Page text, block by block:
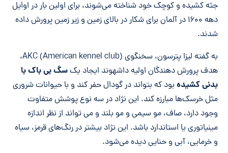
جثه کشیده و کوچک خود شناخته می‌شوند، برای اولین بار در اوایل
دهه ۱۶۰۰ در آلمان برای شکار در بالای زمین و زیر زمین پرورش داده
شدند.
به گفته لیزا پترسون، سخنگوی (AKC (American kennel club،
هدف پرورش دهندگان اولیه داشهوند ایجاد یکسگ بی باک با
بدنی کشیده بود که بتواند در گودال حفر کند و با حیوانات شروری
مثل خرسک‌ها مبارزه کند. این نژاد در سه نوع پوشش متفاوت
وجود دارد، صاف، مو سیمی و مو بلند و می تواند از نظر اندازه
مینیاتوری یا استاندارد باشد. این نژاد بیشتر در رنگ‌های قرمز، سیاه
و خرمایی، آبی و حنایی دیده می‌شود.